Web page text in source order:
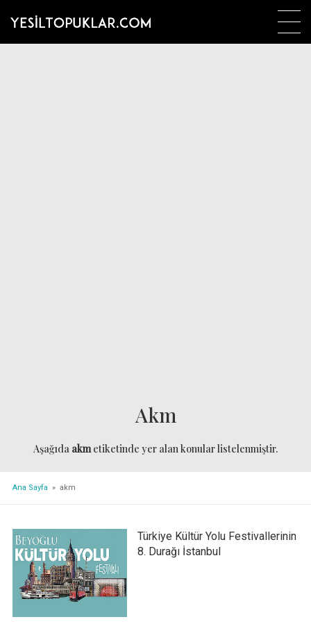
Akm
Aşağıda akmetiketinde yer alan konular listelenmiştir.
Ana Sayfa » akm
Türkiye Kültür Yolu Festivallerinin
8. Durağı İstanbul